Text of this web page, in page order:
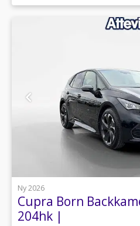
Ny 2026
Cupra Born
204hk |